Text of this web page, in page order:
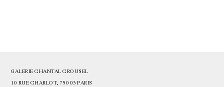
GALERIE CHANTAL CROUSEL
10 RUE CHARLOT, 75003 PARIS